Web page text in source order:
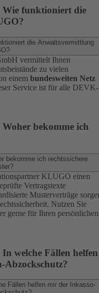
Wie funktioniert die
die Anwaltsvermittlung
vermittelt Ihnen
zu vielen
einem bundesweiten Netz
Service ist für alle DEVK-
bekomme ich
bekomme ich rechtssichere
KLUGO einen
Vertragstexte
Musterverträge
Nutzen Sie
gerne für Ihren persönlichen
welche Fällen helfen
Fällen helfen mir der Inkasso-